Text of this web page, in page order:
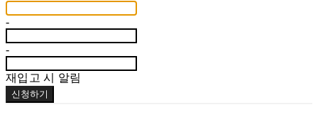
-
-
재입고 시 알림
신청하기